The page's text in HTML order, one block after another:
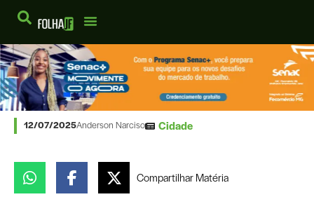
12/07/2025Anderson Narciso Cidade
CompartilharMatéria